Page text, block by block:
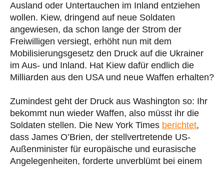
Ausland oder Untertauchen im Inland entziehen
wollen. Kiew, dringend auf neue Soldaten
angewiesen, da schon lange der Strom der
Freiwilligen versiegt, erhöht nun mit dem
Mobilisierungsgesetz den Druck auf die Ukrainer
im Aus- und Inland. Hat Kiew dafür endlich die
Milliarden aus den USA und neue Waffen erhalten?
Zumindest geht der Druck aus Washington so: Ihr
bekommt nun wieder Waffen, also müsst ihr die
Soldaten stellen. Die New York Times berichtet,
dass James O’Brien, der stellvertretende US-
Außenminister für europäische und eurasische
Angelegenheiten, forderte unverblümt bei einem